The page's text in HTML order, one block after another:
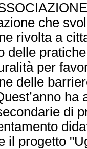
che
rivolta a
delle
per
delle
di
il progetto